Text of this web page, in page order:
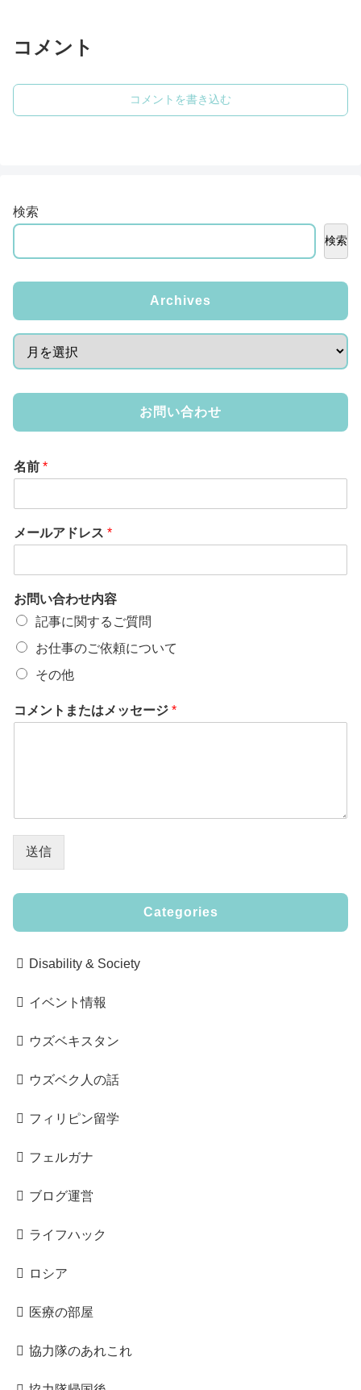
コメント
コメントを書き込む
検索
検索
Archives
お問い合わせ
名前 *
メールアドレス *
お問い合わせ内容
記事に関するご質問
お仕事のご依頼について
その他
コメントまたはメッセージ *
送信
Categories
Disability & Society
イベント情報
ウズベキスタン
ウズベク人の話
フィリピン留学
フェルガナ
ブログ運営
ライフハック
ロシア
医療の部屋
協力隊のあれこれ